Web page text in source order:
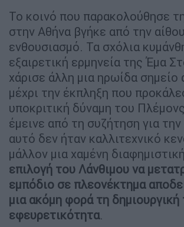
Το κοινό που παρακολούθησε
στην Αθήνα βγήκε από την
ενθουσιασμό. Τα σχόλια
εξαιρετική ερμηνεία της Έμα
χάρισε άλλη μια ηρωίδα σημείο
μέχρι την έκπληξη που
υποκριτική δύναμη του
έμεινε από τη συζήτηση για
αυτό δεν ήταν καλλιτεχνικό
μάλλον μια χαμένη
επιλογή του Λάνθιμου να
εμπόδιο σε πλεονέκτημα
μια ακόμη φορά τη δημιουργική
εφευρετικότητα.